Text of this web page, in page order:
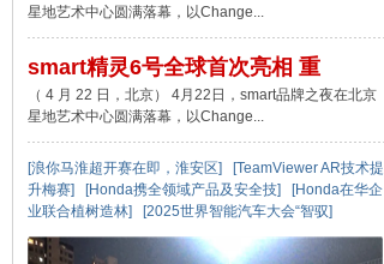
星地艺术中心圆满落幕，以Change...
smart精灵6号全球首次亮相 重
（ 4 月 22 日，北京） 4月22日，smart品牌之夜在北京
星地艺术中心圆满落幕，以Change...
[浪你马淮超开赛在即，淮安区]
[TeamViewer AR技术提
升梅赛]
[Honda携全领域产品及安全技]
[Honda在华企
业联合植树造林]
[2025世界智能汽车大会“智驭]